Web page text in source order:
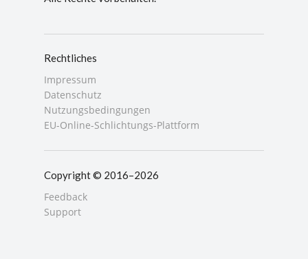
Rechtliches
Impressum
Datenschutz
Nutzungsbedingungen
EU-Online-Schlichtungs-Plattform
Copyright © 2016–2026
Feedback
Support